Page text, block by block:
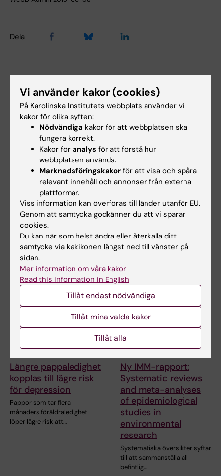
Dela
21 jul 2026
Sociala medier i
tonåren ökade inte
risken för psykisk
ohälsa
Tiden som tonåringar
spenderar på sociala medier
kunde inte kopplas till…
2 jul 2026
Stipendium för
astma hos spädbarn
efter RSV-infektion
Varje år delar Astma- och
Allergiförbundets
Forskningsfond ut Kerstin…
Längre pappaledighet
kopplas till lägre risk
för depression
Pappor som tar flera
månaders föräldraledighet
löper lägre risk att…
Ny IMM-rapport:
Systematic reviews
and meta-analyses
of epidemiological
studies in
environmental
research
Systematiska översikter syftar
till att sammanställa all
befintlig…
Vi använder kakor (cookies)
På Karolinska Institutets webbplats använder vi
kakor för olika syften:
Nödvändiga kakor för att webbplatsen ska
fungera korrekt.
Kakor för analys för att förstå hur
webbplatsen används.
Marknadsföringskakor för att visa och spåra
relevant innehåll och annonser från externa
plattformar.
Viss information kan överföras till länder utanför EU.
Genom att samtycka godkänner du att vi sparar
cookies.
Du kan när som helst ändra eller återkalla ditt
samtycke via kakikonen längst ned till vänster på
sidan.
Mer information om våra kakor
Read this information in English
Tillåt endast nödvändiga
Tillåt mina valda kakor
Tillåt alla